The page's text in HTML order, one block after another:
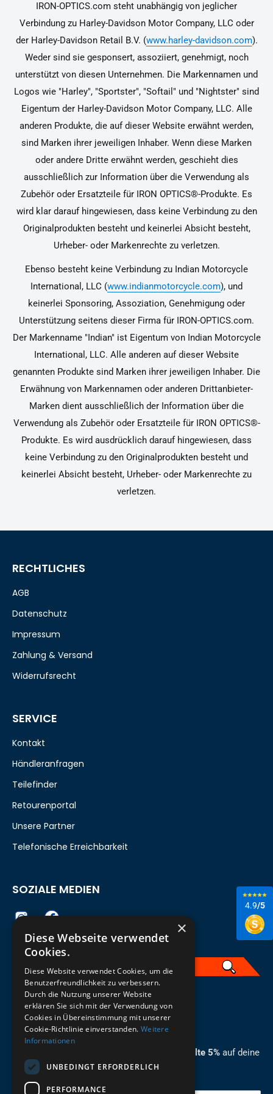
IRON-OPTICS.com steht unabhängig von jeglicher
Verbindung zu Harley-Davidson Motor Company, LLC oder
der Harley-Davidson Retail B.V. (www.harley-davidson.com).
Weder sind sie gesponsert, assoziiert, genehmigt, noch
unterstützt von diesen Unternehmen. Die Markennamen und
Logos wie "Harley", "Sportster", "Softail" und "Nightster" sind
Eigentum der Harley-Davidson Motor Company, LLC. Alle
anderen Produkte, die auf dieser Website erwähnt werden,
sind Marken ihrer jeweiligen Inhaber. Wenn diese Marken
oder andere Dritte erwähnt werden, geschieht dies
ausschließlich zur Information über die Verwendung als
Zubehör oder Ersatzteile für IRON OPTICS®-Produkte. Es
wird klar darauf hingewiesen, dass keine Verbindung zu den
Originalprodukten besteht und keinerlei Absicht besteht,
Urheber- oder Markenrechte zu verletzen.
Ebenso besteht keine Verbindung zu Indian Motorcycle
International, LLC (www.indianmotorcycle.com), und
keinerlei Sponsoring, Assoziation, Genehmigung oder
Unterstützung seitens dieser Firma für IRON-OPTICS.com.
Der Markenname "Indian" ist Eigentum von Indian Motorcycle
International, LLC. Alle anderen auf dieser Website
genannten Produkte sind Marken ihrer jeweiligen Inhaber. Die
Erwähnung von Markennamen oder anderen Drittanbieter-
Marken dient ausschließlich der Information über die
Verwendung als Zubehör oder Ersatzteile für IRON OPTICS®-
Produkte. Es wird ausdrücklich darauf hingewiesen, dass
keine Verbindung zu den Originalprodukten besteht und
keinerlei Absicht besteht, Urheber- oder Markenrechte zu
verletzen.
4.9/5
ZUM NEWSLETTER ANMELDEN
Melde dich jetzt zum Newsletter an und erhalte 5% auf deine
erste Bestellung.
RECHTLICHES
AGB
Datenschutz
Impressum
Zahlung & Versand
Widerrufsrecht
SERVICE
Kontakt
Händleranfragen
Teilefinder
Retourenportal
Unsere Partner
Telefonische Erreichbarkeit
SOZIALE MEDIEN
German
×
Diese Webseite verwendet
Cookies.
Diese Website verwendet Cookies, um die
Benutzerfreundlichkeit zu verbessern.
Durch die Nutzung unserer Website
erklären Sie sich mit der Verwendung von
Cookies in Übereinstimmung mit unserer
Cookie-Richtlinie einverstanden. Weitere
Informationen
UNBEDINGT ERFORDERLICH
PERFORMANCE